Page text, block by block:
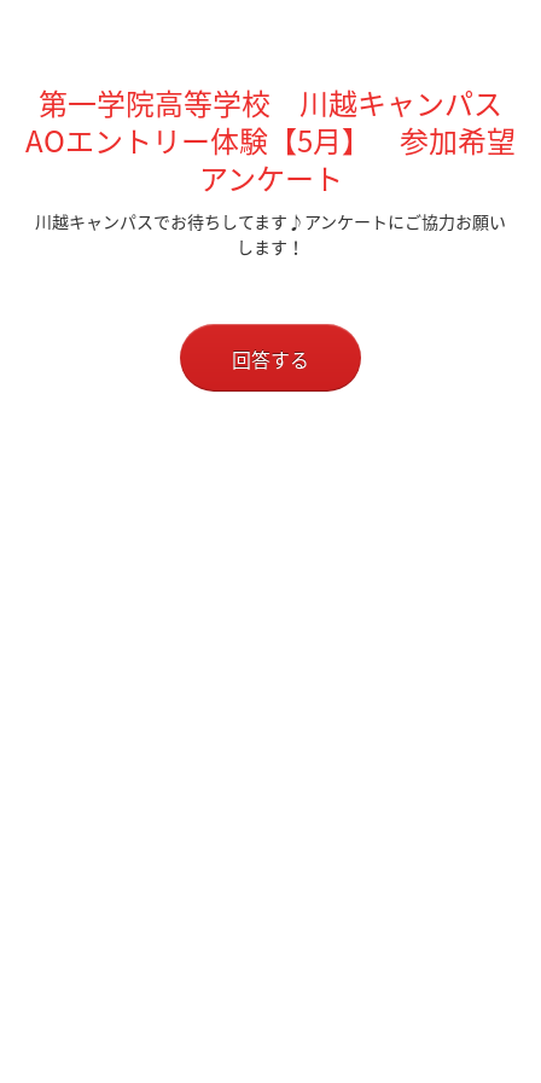
第一学院高等学校 川越キャンパス
AOエントリー体験【5月】 参加希望
アンケート
川越キャンパスでお待ちしてます♪アンケートにご協力お願い
します！
回答する